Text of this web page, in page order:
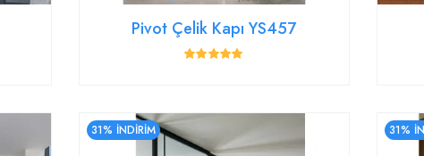
Pivot Çelik Kapı YS457
31% İNDİRİM 31%